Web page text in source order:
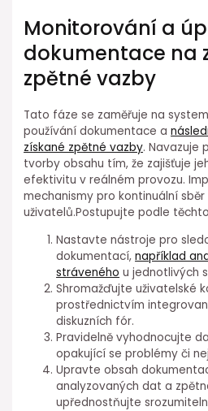
Monitorování⁢ a
dokumentace na
zpětné vazby
Tato fáze se zaměřuje na
používání dokumentace a
získané zpětné vazby. Navazuje
tvorby obsahu tím, že zajišťuje
efektivitu v reálném provozu.
mechanismy pro kontinuální
⁣uživatelů.Postupujte podle
Nastavte ⁤nástroje pro
dokumentací,například
stráveného u jednotlivých
Shromažďujte uživatelské
prostřednictvím
diskuzních fór.
Pravidelně vyhodnocujte
opakující se problémy či
Upravte obsah
analyzovaných dat ⁤a
upřednostňujte